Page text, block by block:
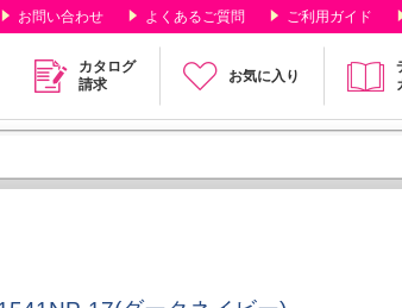
お問い合わせ よくあるご質問 ご利用ガイド
カタログ
請求
お気に入り